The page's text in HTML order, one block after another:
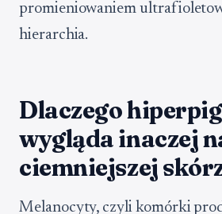
promieniowaniem
hierarchia.
Dlaczego
wygląda inaczej
ciemniejszej
Melanocyty, czyli komórki